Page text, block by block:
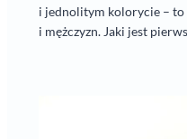
i jednolitym kolorycie – to
i mężczyzn. Jaki jest